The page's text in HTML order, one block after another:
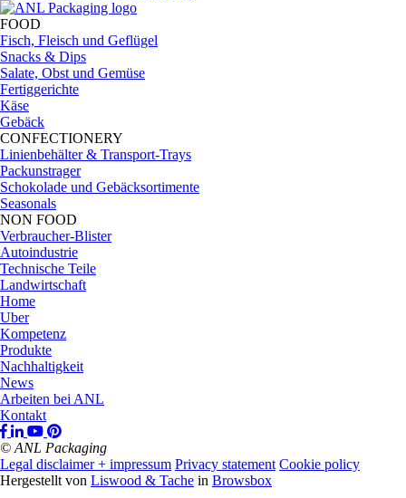
FOOD
Fisch, Fleisch und Geflügel
Snacks & Dips
Salate, Obst und Gemüse
Fertiggerichte
Käse
Gebäck
CONFECTIONERY
Linienbehälter & Transport-Trays
Packunstrager
Schokolade und Gebäcksortimente
Seasonals
NON FOOD
Verbraucher-Blister
Autoindustrie
Technische Teile
Landwirtschaft
Home
Uber
Kompetenz
Produkte
Nachhaltigkeit
News
Arbeiten bei ANL
Kontakt
© ANL Packaging
Legal disclaimer + impressum Privacy statement Cookie policy
Hergestellt von Liswood & Tache in Browsbox